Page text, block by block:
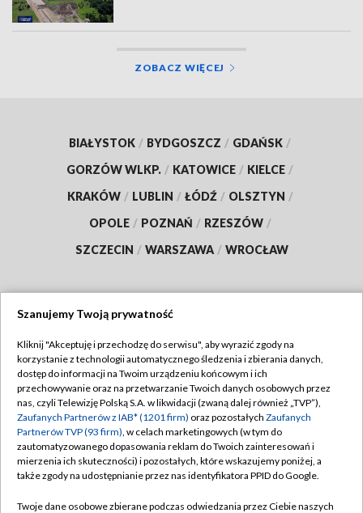
ZOBACZ WIĘCEJ
BIAŁYSTOK / BYDGOSZCZ / GDAŃSK /
GORZÓW WLKP. / KATOWICE / KIELCE /
KRAKÓW / LUBLIN / ŁÓDŹ / OLSZTYN /
OPOLE / POZNAŃ / RZESZÓW /
SZCZECIN / WARSZAWA / WROCŁAW
TVP
Abonament TVP
Emisja w TVP
Centrum informacji TVP
Naziemna Telewizja Cyfrowa
Regulamin TVP
Polityka prywatności
Moje zgody
Pomoc
Szanujemy Twoją prywatność
Kliknij "Akceptuję i przechodzę do serwisu", aby wyrazić zgody na
korzystanie z technologii automatycznego śledzenia i zbierania danych,
dostęp do informacji na Twoim urządzeniu końcowym i ich
przechowywanie oraz na przetwarzanie Twoich danych osobowych przez
nas, czyli Telewizję Polską S.A. w likwidacji (zwaną dalej również „TVP”),
Zaufanych Partnerów z IAB* (1201 firm) oraz pozostałych Zaufanych
Partnerów TVP (93 firm), w celach marketingowych (w tym do
zautomatyzowanego dopasowania reklam do Twoich zainteresowań i
mierzenia ich skuteczności) i pozostałych, które wskazujemy poniżej, a
także zgody na udostępnianie przez nas identyfikatora PPID do Google.
Twoje dane osobowe zbierane podczas odwiedzania przez Ciebie naszych